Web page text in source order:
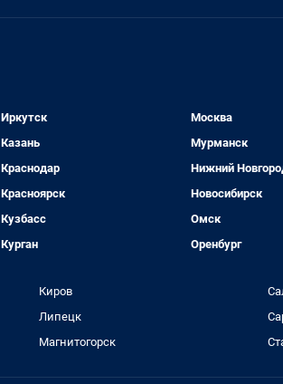
Иркутск
Казань
Краснодар
Красноярск
Кузбасс
Курган
Москва
Мурманск
Нижний
Новосибирск
Омск
Оренбург
Киров
Липецк
Магнитогорск